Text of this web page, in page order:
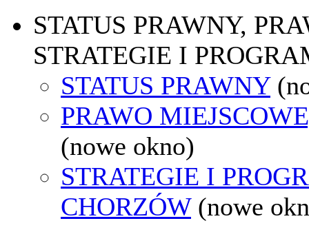
STATUS PRAWNY,
STRATEGIE I
STATUS PRAWNY
PRAWO
(nowe okno)
STRATEGIE I
CHORZÓW (nowe